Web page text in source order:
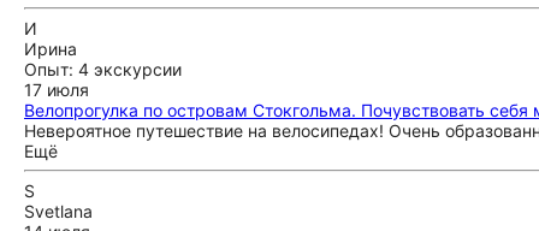
И
Ирина
Опыт: 4 экскурсии
17 июля
Велопрогулка по островам Стокгольма. Почувствовать
Невероятное путешествие на велосипедах! Очень
Ещё
S
Svetlana